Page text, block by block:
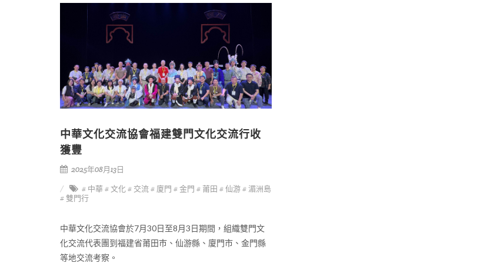
中華文化交流協會福建雙門文化交流行收
獲豐
2025年08月13日
# 中華# 文化# 交流# 廈門 # 金門 # 莆田 # 仙游# 湄洲島
# 雙門行
中華文化交流協會於7月30日至8月3日期間，組織雙門文
化交流代表團到福建省莆田巿、仙游縣、廈門市、金門縣
等地交流考察。